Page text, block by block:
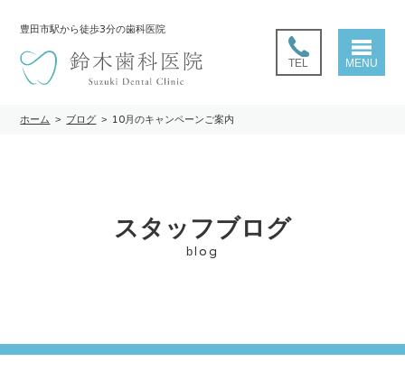
豊田市駅から徒歩3分の歯科医院
TEL MENU
ホーム > ブログ > 10月のキャンペーンご案内
スタッフブログ
blog